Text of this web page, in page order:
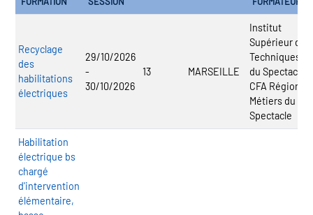
Recyclage
des
habilitations
électriques
29/10/2026
-
30/10/2026
13 MARSEILLE
Institut
Supérieur des
Techniques
du Spectacle -
CFA Régional
Métiers du
Spectacle
Habilitation
électrique bs
chargé
d'intervention
élémentaire,